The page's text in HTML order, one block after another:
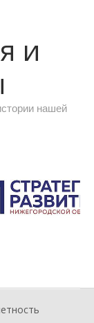
и
нашей